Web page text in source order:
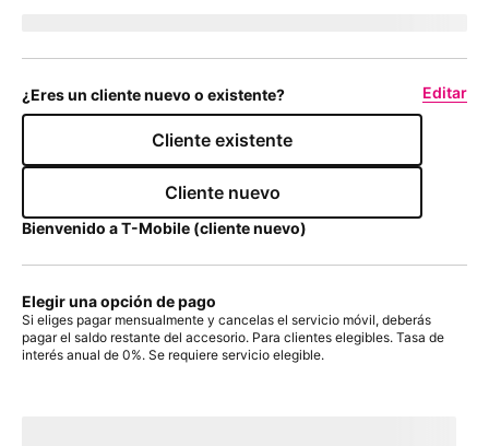
¿Eres un cliente nuevo o existente?
Cliente existente
Cliente nuevo
Bienvenido aT-Mobile (cliente nuevo)
Editar
Elegir una opción de pago
Si eliges pagar mensualmente y cancelas el servicio móvil, deberás
pagar el saldo restante del accesorio. Para clientes elegibles. Tasa de
interés anual de 0%. Se requiere servicio elegible.